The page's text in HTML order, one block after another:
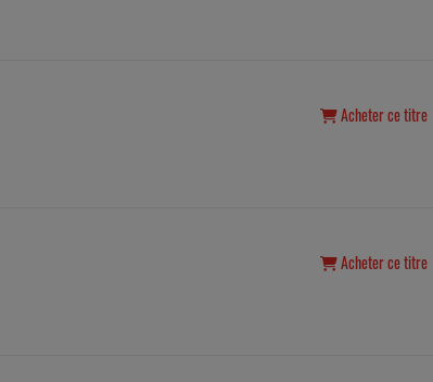
Acheter ce titre
Acheter ce titre